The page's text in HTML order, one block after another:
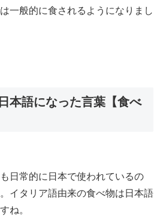
一般的に食されるようになりまし
本語になった言葉【食べ
日常的に日本で使われているの
イタリア語由来の食べ物は日本語
ね。